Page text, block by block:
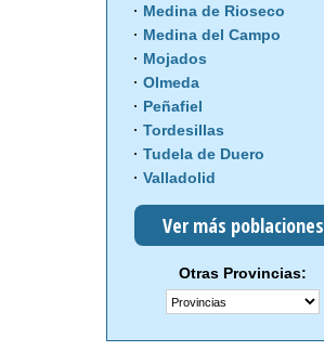
Medina de Rioseco
Medina del Campo
Mojados
Olmeda
Peñafiel
Tordesillas
Tudela de Duero
Valladolid
Ver más poblaciones
Otras Provincias: